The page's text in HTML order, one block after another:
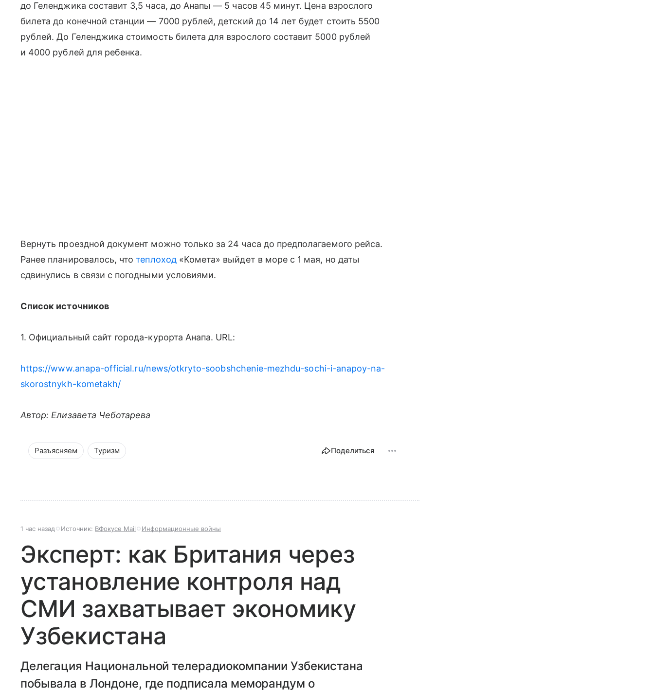
до Геленджика составит 3,5 часа, до Анапы — 5 часов 45 минут. Цена взрослого
билета до конечной станции — 7000 рублей, детский до 14 лет будет стоить 5500
рублей. До Геленджика стоимость билета для взрослого составит 5000 рублей
и 4000 рублей для ребенка.
Вернуть проездной документ можно только за 24 часа до предполагаемого рейса.
Ранее планировалось, чтотеплоход«Комета» выйдет в море с 1 мая, но даты
сдвинулись в связи с погодными условиями.
Список источников
1. Официальный сайт города-курорта Анапа. URL:
https://www.anapa-official.ru/news/otkryto-soobshchenie-mezhdu-sochi-i-anapoy-na-
skorostnykh-kometakh/
Автор: Елизавета Чеботарева
Разъясняем Туризм Поделиться
1 час назад Источник: ВФокусе Mail Информационные войны
Эксперт: как Британия через
установление контроля над
СМИ захватывает экономику
Узбекистана
Делегация Национальной телерадиокомпании Узбекистана
побывала в Лондоне, где подписала меморандум о